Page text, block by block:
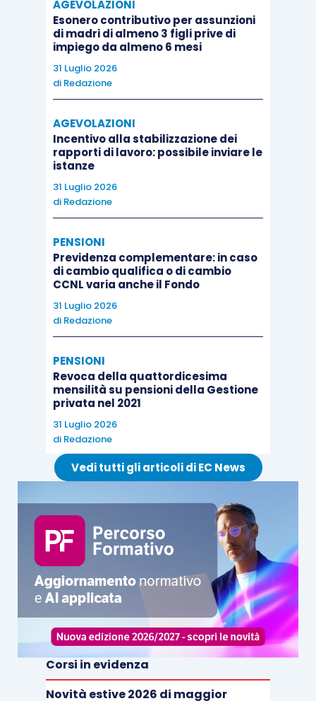
AGEVOLAZIONI
Esonero contributivo per assunzioni
di madri di almeno 3 figli prive di
impiego da almeno 6 mesi
31 Luglio 2026
di Redazione
AGEVOLAZIONI
Incentivo alla stabilizzazione dei
rapporti di lavoro: possibile inviare le
istanze
31 Luglio 2026
di Redazione
PENSIONI
Previdenza complementare: in caso
di cambio qualifica o di cambio
CCNL varia anche il Fondo
31 Luglio 2026
di Redazione
PENSIONI
Revoca della quattordicesima
mensilità su pensioni della Gestione
privata nel 2021
31 Luglio 2026
di Redazione
Vedi tutti gli articoli di EC News
Corsi in evidenza
Novità estive 2026 di maggior